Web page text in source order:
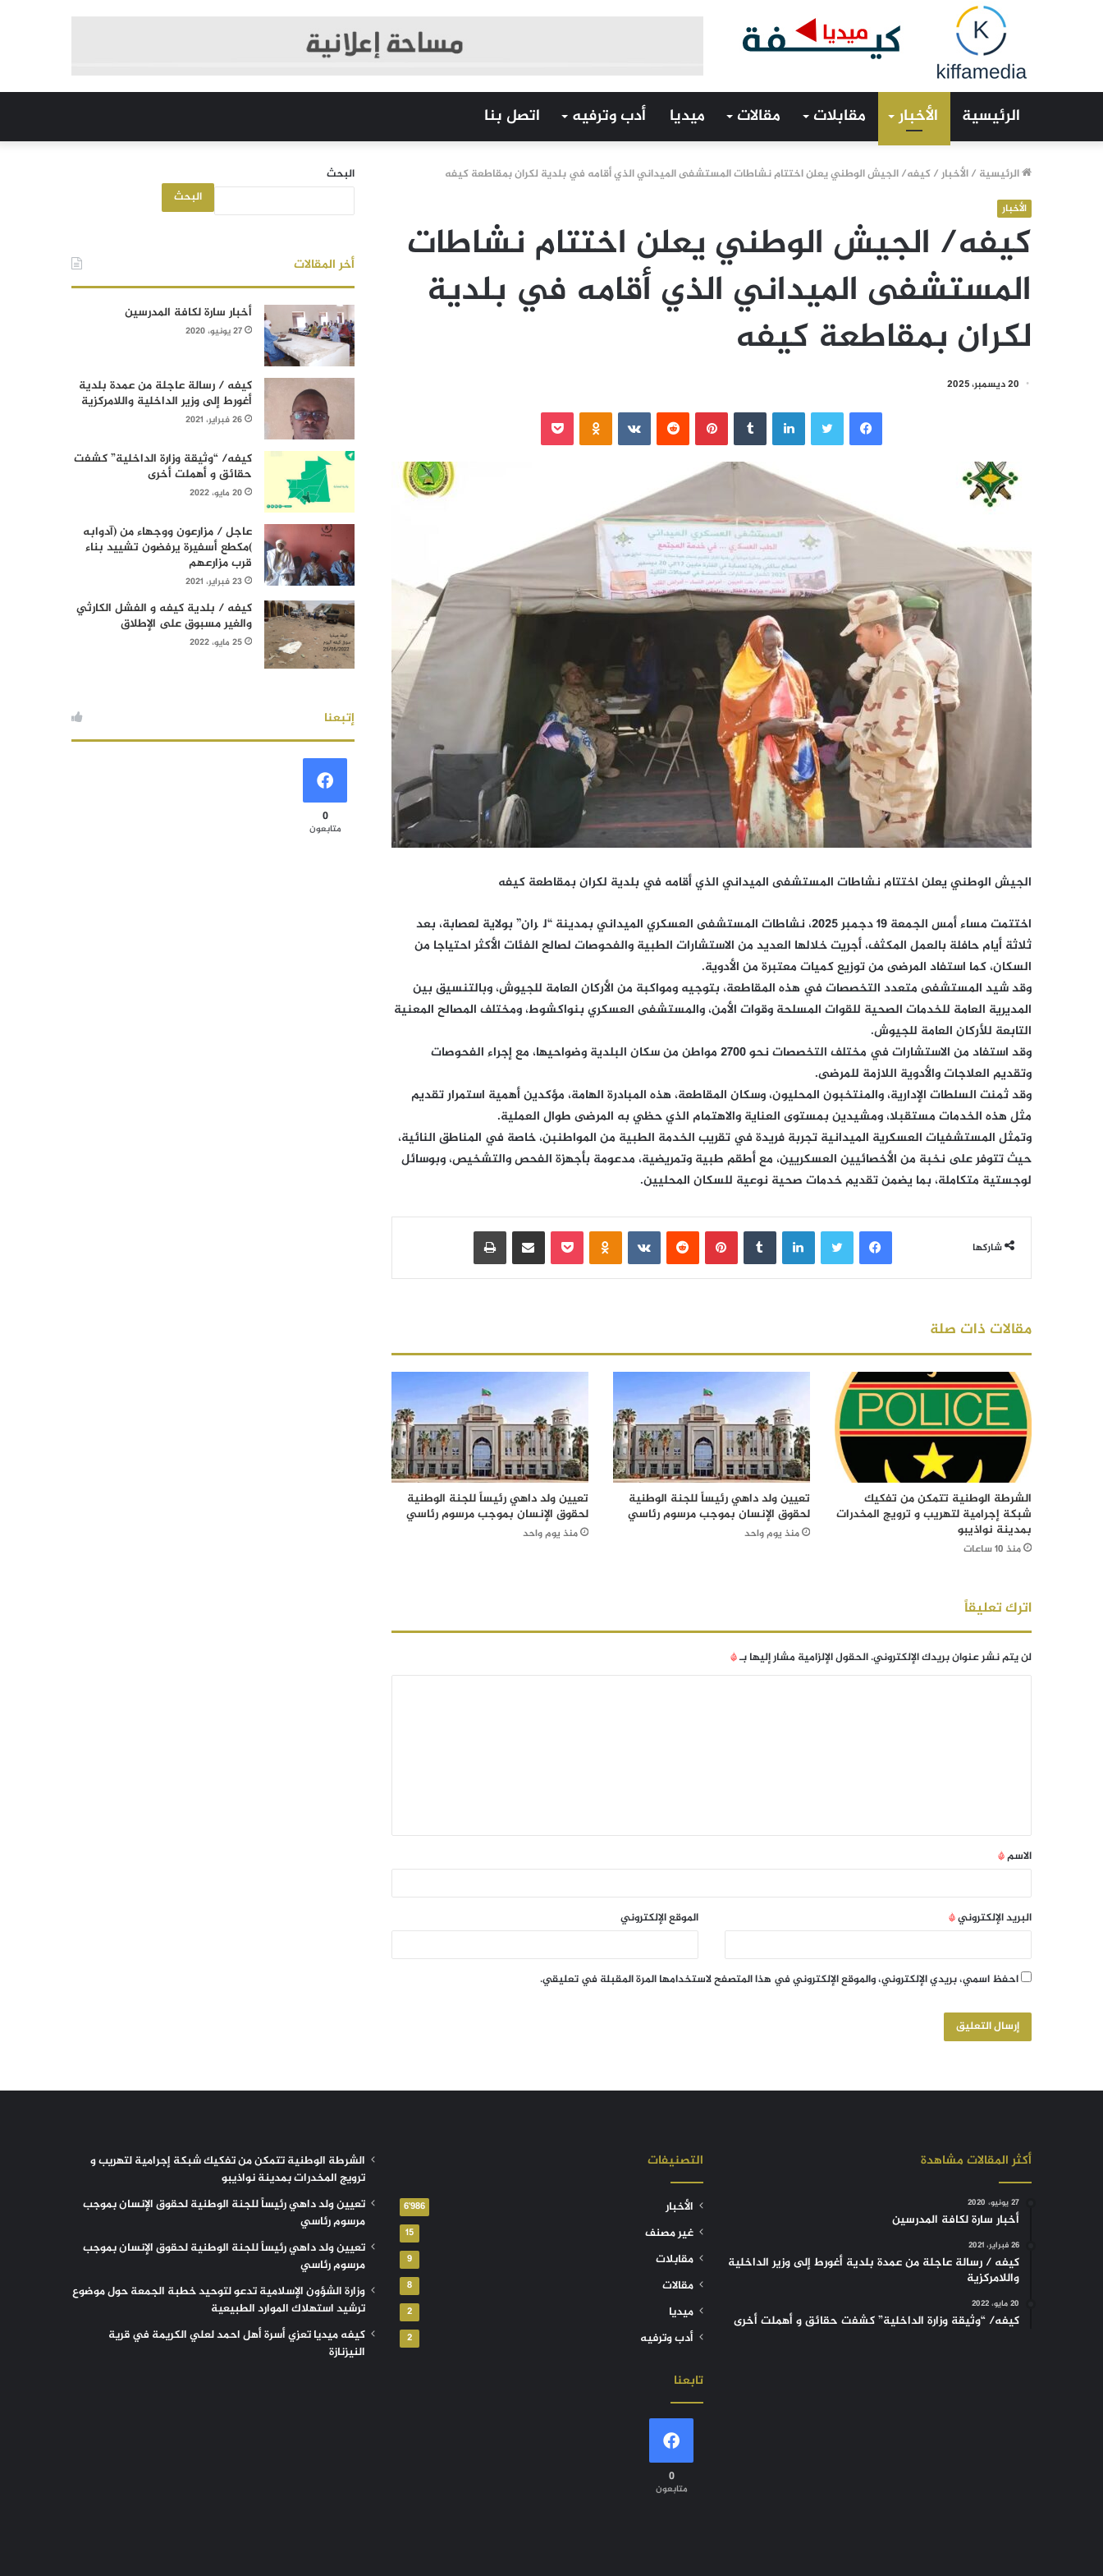
الرئيسية الأخبار مقابلات مقالات ميديا أدب وترفيه اتصل بنا
الرئيسية /الأخبار/كيفه/ الجيش الوطني يعلن اختتام نشاطات المستشفى الميداني الذي أقامه في بلدية لكران بمقاطعة كيفه
الأخبار
كيفه/ الجيش الوطني يعلن اختتام نشاطات
المستشفى الميداني الذي أقامه في بلدية
لكران بمقاطعة كيفه
20 ديسمبر، 2025
فيسبوك لينكدإن بينتيريست
الجيش الوطني يعلن اختتام نشاطات المستشفى الميداني الذي أقامه في بلدية لكران بمقاطعة كيفه
اختتمت مساء أمس الجمعة 19 دجمبر 2025، نشاطات المستشفى العسكري الميداني بمدينة “لگران” بولاية لعصابة، بعد
ثلاثة أيام حافلة بالعمل المكثف، أجريت خلالها العديد من الاستشارات الطبية والفحوصات لصالح الفئات الأكثر احتياجا من
السكان، كما استفاد المرضى من توزيع كميات معتبرة من الأدوية.
وقد شيد المستشفى متعدد التخصصات في هذه المقاطعة، بتوجيه ومواكبة من الأركان العامة للجيوش، وبالتنسيق بين
المديرية العامة للخدمات الصحية للقوات المسلحة وقوات الأمن، والمستشفى العسكري بنواكشوط، ومختلف المصالح المعنية
التابعة للأركان العامة للجيوش.
وقد استفاد من الاستشارات في مختلف التخصصات نحو 2700 مواطن من سكان البلدية وضواحيها، مع إجراء الفحوصات
وتقديم العلاجات والأدوية اللازمة للمرضى.
وقد ثمنت السلطات الإدارية، والمنتخبون المحليون، وسكان المقاطعة، هذه المبادرة الهامة، مؤكدين أهمية استمرار تقديم
مثل هذه الخدمات مستقبلا، ومشيدين بمستوى العناية والاهتمام الذي حظي به المرضى طوال العملية.
وتمثل المستشفيات العسكرية الميدانية تجربة فريدة في تقريب الخدمة الطبية من المواطنبن، خاصة في المناطق النائية،
حيث تتوفر على نخبة من الأخصائيين العسكريين، مع أطقم طبية وتمريضية، مدعومة بأجهزة الفحص والتشخيص، وبوسائل
لوجستية متكاملة، بما يضمن تقديم خدمات صحية نوعية للسكان المحليين.
شاركها
فيسبوك لينكدإن بينتيريست بوكيت مشاركة عبر البريد
مقالات ذات صلة
الشرطة الوطنية تتمكن من تفكيك
شبكة إجرامية لتهريب و ترويج المخدرات
بمدينة نواذيبو
منذ 10 ساعات
تعيين ولد داهي رئيساً للجنة الوطنية
لحقوق الإنسان بموجب مرسوم رئاسي
منذ يوم واحد
تعيين ولد داهي رئيساً للجنة الوطنية
لحقوق الإنسان بموجب مرسوم رئاسي
منذ يوم واحد
اترك تعليقاً
لن يتم نشر عنوان بريدك الإلكتروني.الحقول الإلزامية مشار إليها بـ*
الاسم*
البريد الإلكتروني* الموقع الإلكتروني
احفظ اسمي، بريدي الإلكتروني، والموقع الإلكتروني في هذا المتصفح لاستخدامها المرة المقبلة في تعليقي.
البحث
البحث
أخر المقالات
أخبار سارة لكافة المدرسين
27 يونيو، 2020
كيفه / رسالة عاجلة من عمدة بلدية
أغورط إلى وزير الداخلية واللامركزية
26 فبراير، 2021
كيفه/ “وثيقة وزارة الداخلية” كشفت
حقائق و أهملت أخرى
20 مايو، 2022
عاجل / مزارعون ووجهاء من (آدوابه
)مكطع أسفيرة يرفضون تشييد بناء
قرب مزارعهم
23 فبراير، 2021
كيفه / بلدية كيفه و الفشل الكارثي
والغير مسبوق على الإطلاق
25 مايو، 2022
إتبعنا
0
متابعون
أكثر المقالات مشاهدة
27 يونيو، 2020
أخبار سارة لكافة المدرسين
26 فبراير، 2021
كيفه / رسالة عاجلة من عمدة بلدية أغورط إلى وزير الداخلية
واللامركزية
20 مايو، 2022
كيفه/ “وثيقة وزارة الداخلية” كشفت حقائق و أهملت أخرى
التصنيفات
الأخبار 6٬986
غير مصنف 15
مقابلات 9
مقالات 8
ميديا 2
أدب وترفيه 2
تابعنا
0
متابعون
الشرطة الوطنية تتمكن من تفكيك شبكة إجرامية لتهريب و
ترويج المخدرات بمدينة نواذيبو
تعيين ولد داهي رئيساً للجنة الوطنية لحقوق الإنسان بموجب
مرسوم رئاسي
تعيين ولد داهي رئيساً للجنة الوطنية لحقوق الإنسان بموجب
مرسوم رئاسي
وزارة الشؤون الإسلامية تدعو لتوحيد خطبة الجمعة حول موضوع
ترشيد استهلاك الموارد الطبيعية
كيفه ميديا تعزي أسرة أهل احمد لعلي الكريمة في قرية
النيزنازة